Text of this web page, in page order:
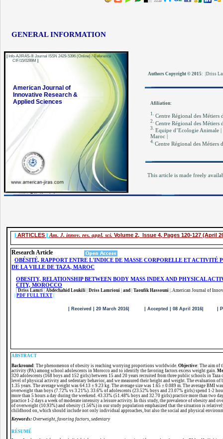
This article is made freely
Afiliation:
1. Centre Régional des Métiers
2. Centre Régional des
3. Equipe d’Ecologie Animale
Maroc |
4. Centre Régional des Métiers
Authors Copyright © 2015: |Driss
GENERAL INFORMATION
American Journal of
Innovative Research &
Applied Sciences
| ARTICLES | Am. J. innov. res. appl. sci. Volume 2, Issue 4, Pages 120-127 (April
Research Article
OBÉSITÉ, RAPPORT ENTRE L'INDICE DE MASSE CORPORELLE ET ACTIVITÉ
DE LA VILLE DE TAZA, MAROC
OBESITY, RELATIONSHIP BETWEEN BODY MASS INDEX AND PHYSICAL
CITY, MOROCCO
Driss Lamri Abdechahid Loukili Driss Lamrioui and Taoufik Hassouni
American Journal of
PDF FULL TEXT
| Received | 20 March 2016| | Accepted | 08 April 2016| |
ABSTRACT
Backround: The phenomenon of obesity is reaching worrying proportions worldwide. Objective: The aim of
activity (PA) among school adolescents in Morocco and to identify the favoring factors excess weight gain.
320 adolescents (168 boys and 152 girls) between 15 and 20 years recruited from three public schools in
level of physical activity and sedentary behavior, and we measured their height and weight. The evaluation
1.35 years. The average weight was 64.13 ± 9.23 kg. The average size was 1.65 ± 0.089 m. The average
overweight than boys (7.72% vs 3.21%). 33.6% of adolescents (23.52% boys and 23.07% girls) spend 1-2
more than 5 hours a day during the weekend. 43.33% (51.48% boys and 32.70 girls) practice more than
practice 1-2 days a week of moderate intensity a leisure activity. In this study, the prevalence of obesity
of overweight (10.93%) and obesity (1.56%) in our study population emphasized that the situation is
childhood on, which should include not only individual approaches, but also the social and physical
Keywords: Overweight, favoring factors, sedentary
RÉSUMÉ
| Info-AJIRAS-® Journal ISSN 2429-5396 (Online) / Reference
CIF/15/0289M |